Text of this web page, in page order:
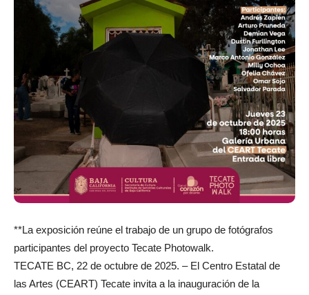
**La exposición reúne el trabajo de un grupo de fotógrafos
participantes del proyecto Tecate Photowalk.
TECATE BC, 22 de octubre de 2025. – El Centro Estatal de
las Artes (CEART) Tecate invita a la inauguración de la